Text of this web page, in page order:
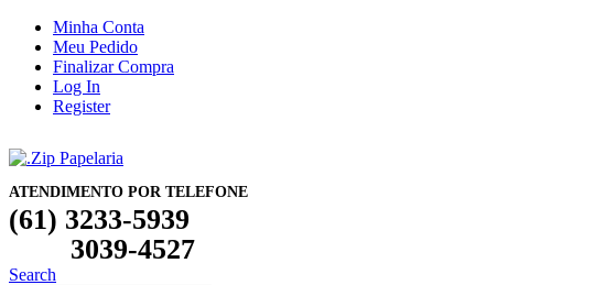
Minha Conta
Meu Pedido
Finalizar Compra
Log In
Register
ATENDIMENTO POR TELEFONE
(61) 3233-5939
3039-4527
Search